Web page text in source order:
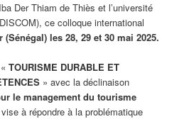
Der Thiam de Thiès et l’université
ce colloque international
(Sénégal) les 28, 29 et 30 mai 2025.
«TOURISME DURABLE ET
» avec la déclinaison
le management du tourisme
à répondre à la problématique